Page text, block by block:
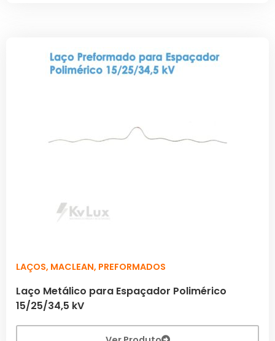
LAÇOS, MACLEAN, PREFORMADOS
Laço Metálico para Espaçador Polimérico
15/25/34,5 kV